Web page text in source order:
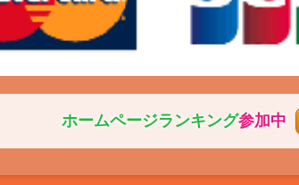
ホームページランキング参加中